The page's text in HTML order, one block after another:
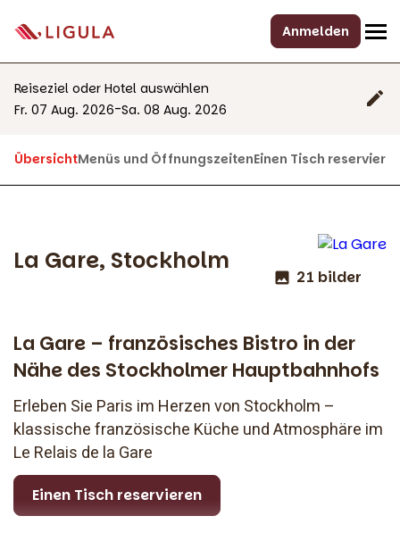
Anmelden
Reiseziel oder Hotel auswählen
Fr. 07 Aug. 2026-Sa. 08 Aug. 2026
ÜbersichtMenüs und ÖffnungszeitenEinen Tisch
La Gare, Stockholm
21 bilder
La Gare – französisches Bistro in der
Nähe des Stockholmer Hauptbahnhofs
Erleben Sie Paris im Herzen von Stockholm –
klassische französische Küche und Atmosphäre im
Le Relais de la Gare
Einen Tisch reservieren